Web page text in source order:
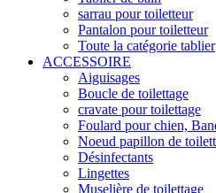
sarrau pour toiletteur
Pantalon pour toiletteur
Toute la catégorie tablier
ACCESSOIRE
Aiguisages
Boucle de toilettage
cravate pour toilettage
Foulard pour chien,
Noeud papillon de
Désinfectants
Lingettes
Muselière de toilettage